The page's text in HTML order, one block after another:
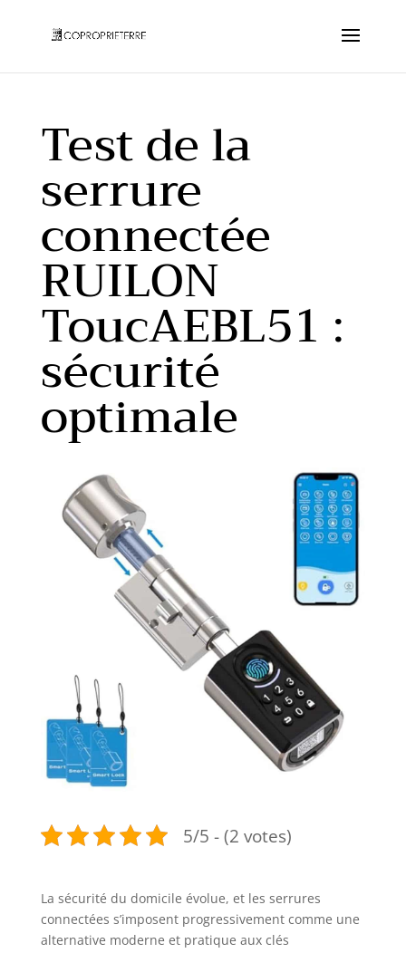
Test de la
serrure
connectée
RUILON
ToucAEBL51 :
sécurité
optimale
5/5 - (2 votes)
La sécurité du domicile évolue, et les serrures
connectées s’imposent progressivement comme une
alternative moderne et pratique aux clés